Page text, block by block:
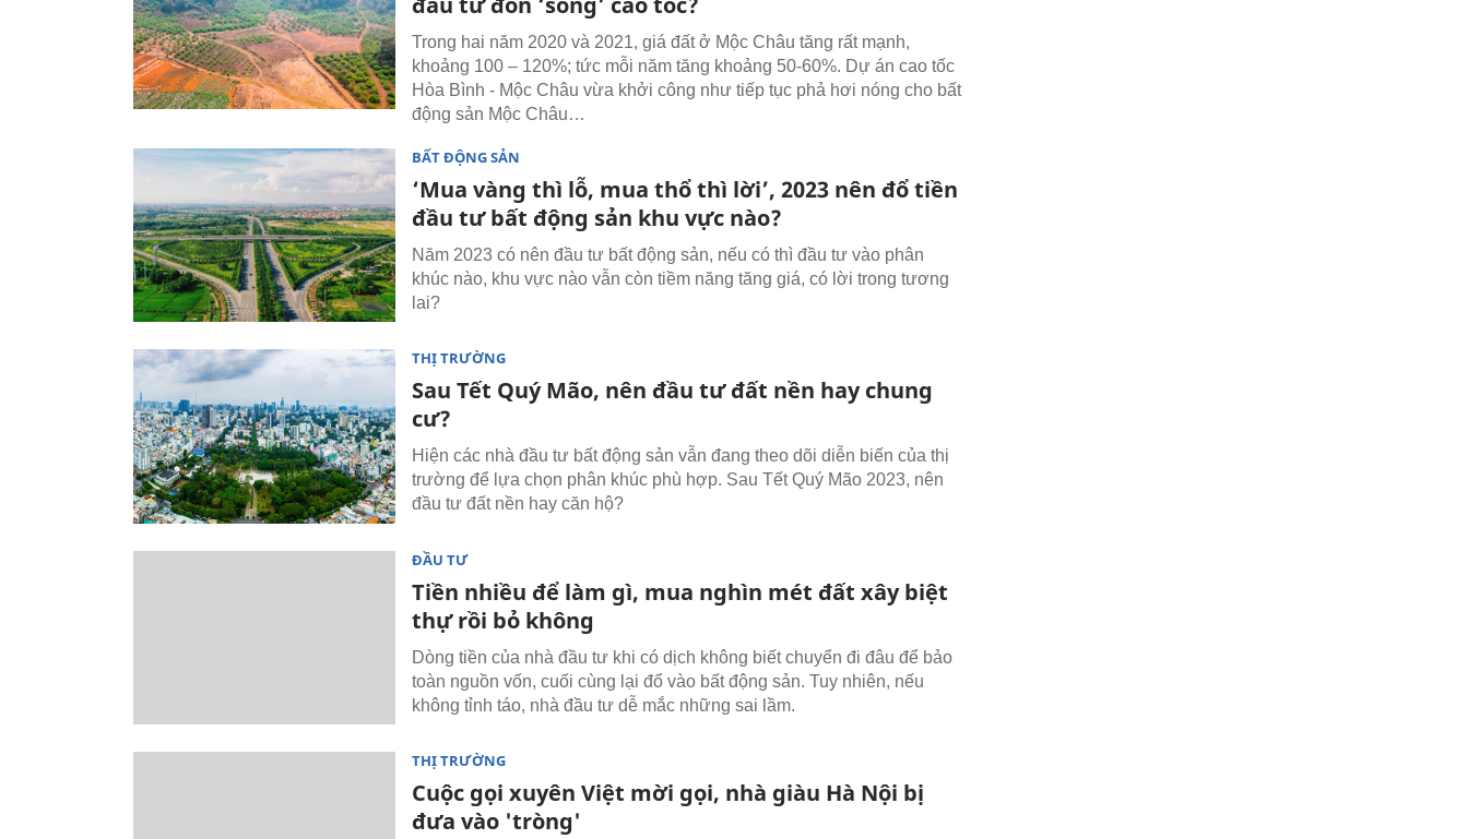
Trong hai năm 2020 và 2021, giá đất ở Mộc Châu tăng rất mạnh,
khoảng 100 – 120%; tức mỗi năm tăng khoảng 50-60%. Dự án cao tốc
Hòa Bình - Mộc Châu vừa khởi công như tiếp tục phả hơi nóng cho bất
động sản Mộc Châu…
BẤT ĐỘNG SẢN
‘Mua vàng thì lỗ, mua thổ thì lời’, 2023 nên đổ tiền
đầu tư bất động sản khu vực nào?
Năm 2023 có nên đầu tư bất động sản, nếu có thì đầu tư vào phân
khúc nào, khu vực nào vẫn còn tiềm năng tăng giá, có lời trong tương
lai?
THỊ TRƯỜNG
Sau Tết Quý Mão, nên đầu tư đất nền hay chung
cư?
Hiện các nhà đầu tư bất động sản vẫn đang theo dõi diễn biến của thị
trường để lựa chọn phân khúc phù hợp. Sau Tết Quý Mão 2023, nên
đầu tư đất nền hay căn hộ?
ĐẦU TƯ
Tiền nhiều để làm gì, mua nghìn mét đất xây biệt
thự rồi bỏ không
Dòng tiền của nhà đầu tư khi có dịch không biết chuyển đi đâu để bảo
toàn nguồn vốn, cuối cùng lại đổ vào bất động sản. Tuy nhiên, nếu
không tỉnh táo, nhà đầu tư dễ mắc những sai lầm.
THỊ TRƯỜNG
Cuộc gọi xuyên Việt mời gọi, nhà giàu Hà Nội bị
đưa vào 'tròng'